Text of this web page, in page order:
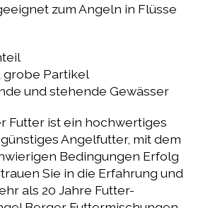
zum Angeln in Flüsse
grobe Partikel
und stehende Gewässer
Futter ist ein hochwertiges
Angelfutter, mit dem
Bedingungen Erfolg
Sie in die Erfahrung und
als 20 Jahre Futter-